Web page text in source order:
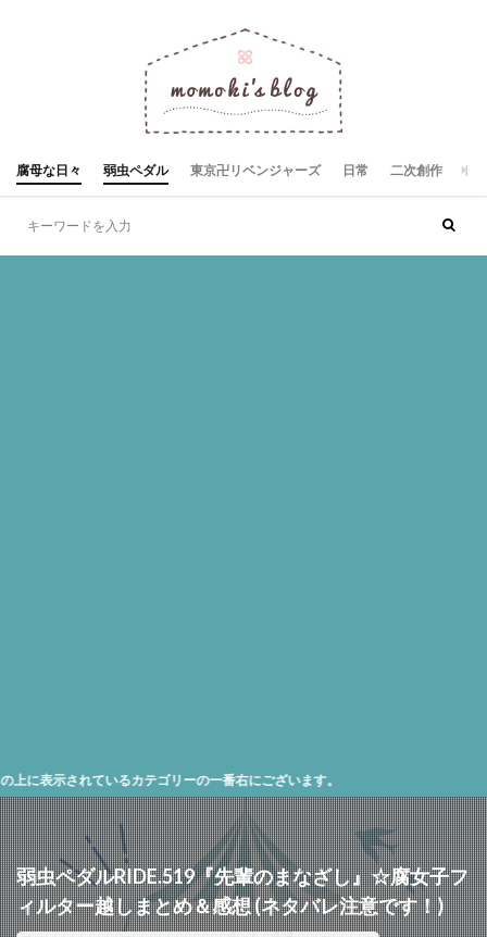
腐母な日々 弱虫ペダル 東京卍リベンジャーズ 日常 二次創作 お
れているカテゴリーの一番右にございます。
弱虫ペダルRIDE.519『先輩のまなざし』☆腐女子フ
ィルター越しまとめ＆感想 (ネタバレ注意です！)